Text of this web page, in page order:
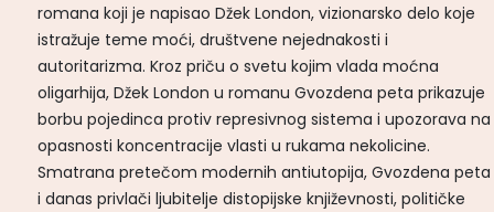
romana koji je napisao Džek London, vizionarsko delo koje
istražuje teme moći, društvene nejednakosti i
autoritarizma. Kroz priču o svetu kojim vlada moćna
oligarhija, Džek London u romanu Gvozdena peta prikazuje
borbu pojedinca protiv represivnog sistema i upozorava na
opasnosti koncentracije vlasti u rukama nekolicine.
Smatrana pretečom modernih antiutopija, Gvozdena peta
i danas privlači ljubitelje distopijske književnosti, političke